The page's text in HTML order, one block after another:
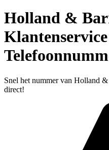
Holland &
Klantenservice
Snel het nummer van Holland
direct!